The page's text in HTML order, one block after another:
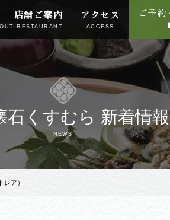
店舗ご案内
RESTAURANT
アクセス
ACCESS
石くすむら 新着情報
NEWS
ア）